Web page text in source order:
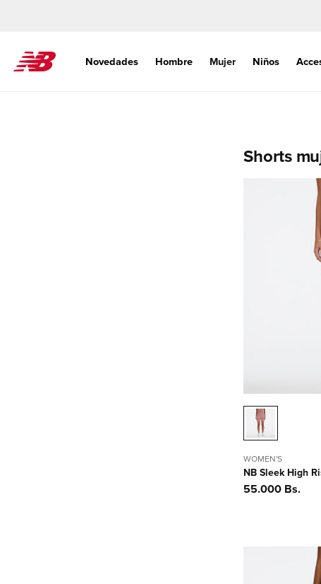
Novedades Hombre Mujer Niños
C
Shorts
WOMEN'S
NB Sleek High
Precio
55.000 Bs.